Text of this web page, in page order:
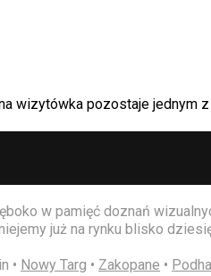
wizytówka pozostaje jednym
w pamięć doznań
już na rynku blisko
• Nowy Targ • Zakopane •